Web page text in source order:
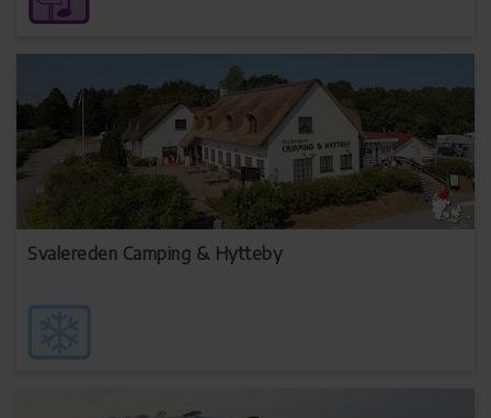
Svalereden Camping & Hytteby